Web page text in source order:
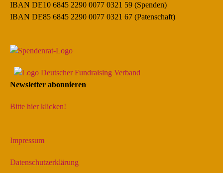
IBAN DE10 6845 2290 0077 0321 59 (Spenden)
IBAN DE85 6845 2290 0077 0321 67 (Patenschaft)
Newsletter abonnieren
Bitte hier klicken!
Impressum
Datenschutzerklärung